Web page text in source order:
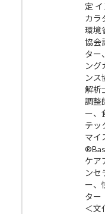
定
カラ
環境
協会
ター
ング
ンス
解析
調整
ー、
テッ
マイ
ケア
ンセ
ー、
ター
＜文